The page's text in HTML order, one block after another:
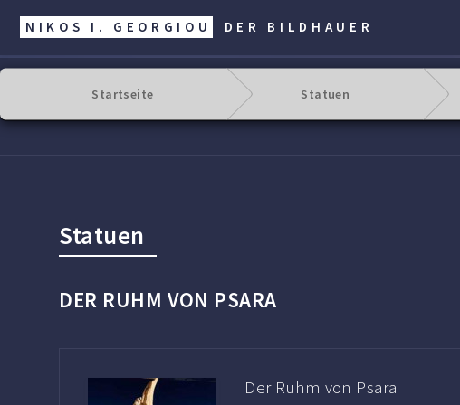
NIKOS I. GEORGIOU DER BILDHAUER
Startseite Statuen
Statuen
DER RUHM VON PSARA
Der Ruhm von Psara